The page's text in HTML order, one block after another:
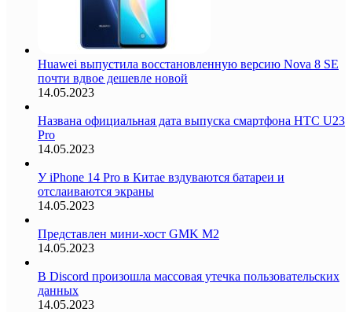
Huawei выпустила восстановленную версию Nova 8 SE
почти вдвое дешевле новой
14.05.2023
Названа официальная дата выпуска смартфона HTC U23
Pro
14.05.2023
У iPhone 14 Pro в Китае вздуваются батареи и
отслаиваются экраны
14.05.2023
Представлен мини-хост GMK M2
14.05.2023
В Discord произошла массовая утечка пользовательских
данных
14.05.2023